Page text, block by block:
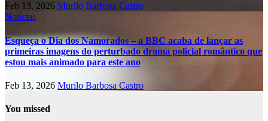
Feb 13, 2026 Murilo Barbosa Castro
Notícias
Esqueça o Dia dos Namorados – a BBC acaba de lançar as
primeiras imagens do perturbado drama policial romântico que
estou mais animado para este ano
Feb 13, 2026 Murilo Barbosa Castro
You missed